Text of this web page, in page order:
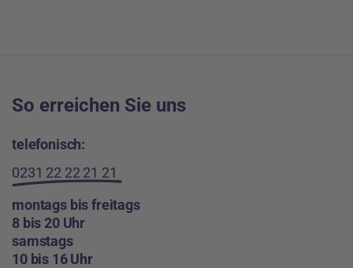
So erreichen Sie uns
telefonisch:
0231 22 22 21 21
montags bis freitags
8 bis 20 Uhr
samstags
10 bis 16 Uhr